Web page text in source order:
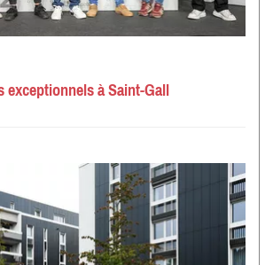
exceptionnels à Saint-Gall